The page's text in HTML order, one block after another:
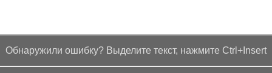
Обнаружили ошибку? Выделите текст, нажмите Ctrl+Insert